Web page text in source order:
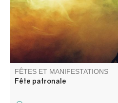
FÊTES ET MANIFESTATIONS
Fête patronale